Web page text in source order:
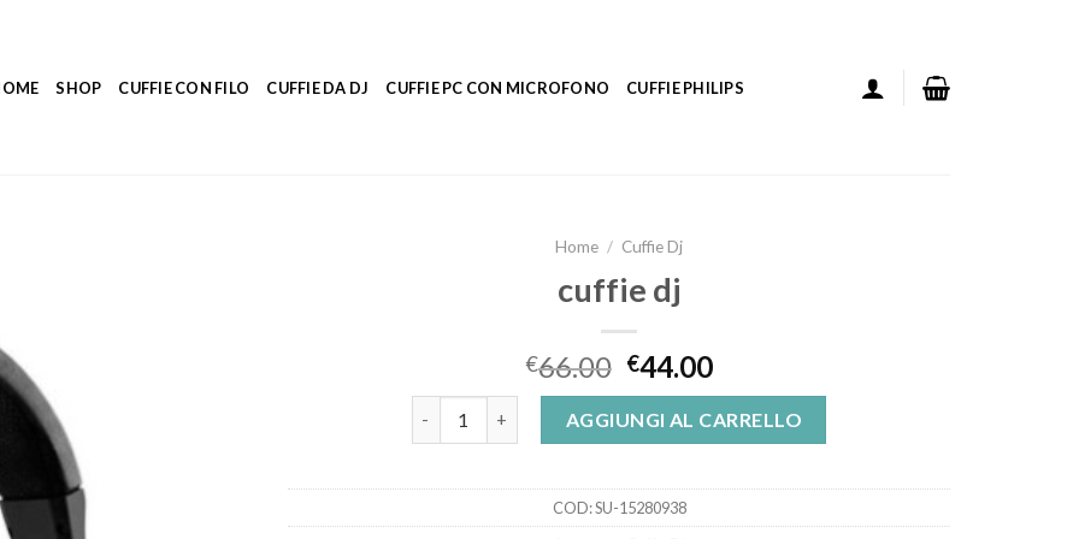
SHOP CUFFIE CON FILO CUFFIE DA DJ CUFFIE PC CON MICROFONO CUFFIE PHILIPS
Home / Cuffie Dj
cuffie dj
€66.00 €44.00
AGGIUNGI AL CARRELLO
COD:SU-15280938